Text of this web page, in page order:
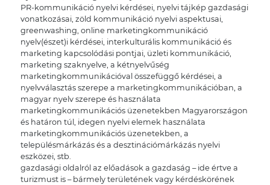
PR-kommunikáció nyelvi kérdései, nyelvi tájkép gazdasági
vonatkozásai, zöld kommunikáció nyelvi aspektusai,
greenwashing, online marketingkommunikáció
nyelv(észet)i kérdései, interkulturális kommunikáció és
marketing kapcsolódási pontjai, üzleti kommunikáció,
marketing szaknyelve, a kétnyelvűség
marketingkommunikációval összefüggő kérdései, a
nyelvválasztás szerepe a marketingkommunikációban, a
magyar nyelv szerepe és használata
marketingkommunikációs üzenetekben Magyarországon
és határon túl, idegen nyelvi elemek használata
marketingkommunikációs üzenetekben, a
településmárkázás és a desztinációmárkázás nyelvi
eszközei, stb.
gazdasági oldalról az előadások a gazdaság – ide értve a
turizmust is – bármely területének vagy kérdéskörének